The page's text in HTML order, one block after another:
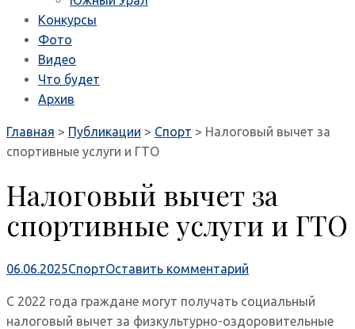
Конкурсы
Фото
Видео
Что будет
Архив
Главная > Публикации > Спорт > Налоговый вычет за
спортивные услуги и ГТО
Налоговый вычет за
спортивные услуги и ГТО
06.06.2025СпортОставить комментарий
С 2022 года граждане могут получать социальный
налоговый вычет за физкультурно-оздоровительные